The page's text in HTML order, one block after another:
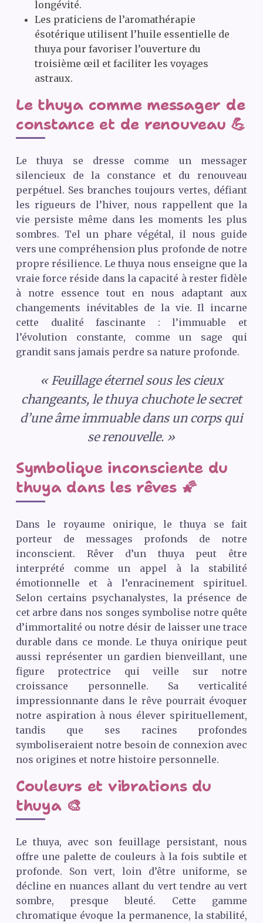
longévité.
Les praticiens de l’aromathérapie
ésotérique utilisent l’huile essentielle de
thuya pour favoriser l’ouverture du
troisième œil et faciliter les voyages
astraux.
Le thuya comme messager de
constance et de renouveau 💪
Le thuya se dresse comme un messager
silencieux de la constance et du renouveau
perpétuel. Ses branches toujours vertes, défiant
les rigueurs de l’hiver, nous rappellent que la
vie persiste même dans les moments les plus
sombres. Tel un phare végétal, il nous guide
vers une compréhension plus profonde de notre
propre résilience. Le thuya nous enseigne que la
vraie force réside dans la capacité à rester fidèle
à notre essence tout en nous adaptant aux
changements inévitables de la vie. Il incarne
cette dualité fascinante : l’immuable et
l’évolution constante, comme un sage qui
grandit sans jamais perdre sa nature profonde.
« Feuillage éternel sous les cieux
changeants, le thuya chuchote le secret
d’une âme immuable dans un corps qui
se renouvelle. »
Symbolique inconsciente du
thuya dans les rêves 🌠
Dans le royaume onirique, le thuya se fait
porteur de messages profonds de notre
inconscient. Rêver d’un thuya peut être
interprété comme un appel à la stabilité
émotionnelle et à l’enracinement spirituel.
Selon certains psychanalystes, la présence de
cet arbre dans nos songes symbolise notre quête
d’immortalité ou notre désir de laisser une trace
durable dans ce monde. Le thuya onirique peut
aussi représenter un gardien bienveillant, une
figure protectrice qui veille sur notre
croissance personnelle. Sa verticalité
impressionnante dans le rêve pourrait évoquer
notre aspiration à nous élever spirituellement,
tandis que ses racines profondes
symboliseraient notre besoin de connexion avec
nos origines et notre histoire personnelle.
Couleurs et vibrations du
thuya 🎨
Le thuya, avec son feuillage persistant, nous
offre une palette de couleurs à la fois subtile et
profonde. Son vert, loin d’être uniforme, se
décline en nuances allant du vert tendre au vert
sombre, presque bleuté. Cette gamme
chromatique évoque la permanence, la stabilité,